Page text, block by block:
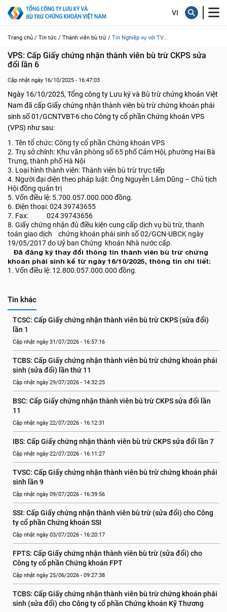
Trang chủ / Tin tức / Thành viên bù trừ / Tin Nghiệp vụ với TV...
VPS: Cấp Giấy chứng nhận thành viên bù trừ CKPS sửa
đổi lần 6
Cập nhật ngày 16/10/2025 - 16:47:03
Ngày 16/10/2025, Tổng công ty Lưu ký và Bù trừ chứng khoán Việt
Nam đã cấp Giấy chứng nhận thành viên bù trừ chứng khoán phái
sinh số 01/GCNTVBT-6 cho Công ty cổ phần Chứng khoán VPS
(VPS) như sau:
1. Tên tổ chức: Công ty cổ phần Chứng khoán VPS
2. Trụ sở chính: Khu văn phòng số 65 phố Cảm Hội, phường Hai Bà
Trưng, thành phố Hà Nội
3. Loại hình thành viên: Thành viên bù trừ trực tiếp
4. Người đại diện theo pháp luật: Ông Nguyễn Lâm Dũng – Chủ tịch
Hội đồng quản trị
5. Vốn điều lệ: 5.700.057.000.000 đồng.
6. Điện thoại: 024 39743655
7. Fax: 024 39743656
8. Giấy chứng nhận đủ điều kiện cung cấp dịch vụ bù trừ, thanh
toán giao dịch chứng khoán phái sinh số 02/GCN-UBCK ngày
19/05/2017 do Uỷ ban Chứng khoán Nhà nước cấp.
Đã đăng ký thay đổi thông tin thành viên bù trừ chứng
khoán phái sinh kể từ ngày 16/10/2025, thông tin chi tiết:
1. Vốn điều lệ: 12.800.057.000.000 đồng.
Tin khác
TCSC: Cấp Giấy chứng nhận thành viên bù trừ CKPS (sửa đổi)
lần 1
Cập nhật ngày 31/07/2026 - 16:57:16
TCBS: Cấp Giấy chứng nhận thành viên bù trừ chứng khoán phái
sinh (sửa đổi) lần thứ 11
Cập nhật ngày 29/07/2026 - 14:32:25
BSC: Cấp Giấy chứng nhận thành viên bù trừ CKPS sửa đổi lần
11
Cập nhật ngày 22/07/2026 - 16:12:31
IBS: Cấp Giấy chứng nhận thành viên bù trừ CKPS sửa đổi lần 7
Cập nhật ngày 22/07/2026 - 16:11:27
TVSC: Cấp Giấy chứng nhận thành viên bù trừ chứng khoán phái
sinh lần 9
Cập nhật ngày 09/07/2026 - 16:39:56
SSI: Cấp Giấy chứng nhận thành viên bù trừ (sửa đổi) cho Công
ty cổ phần Chứng khoán SSI
Cập nhật ngày 03/07/2026 - 16:20:17
FPTS: Cấp Giấy chứng nhận thành viên bù trừ (sửa đổi) cho
Công ty cổ phần Chứng khoán FPT
Cập nhật ngày 25/06/2026 - 09:27:38
TCBS: Cấp Giấy chứng nhận thành viên bù trừ chứng khoán phái
sinh (sửa đổi) cho Công ty cổ phần Chứng khoán Kỹ Thương